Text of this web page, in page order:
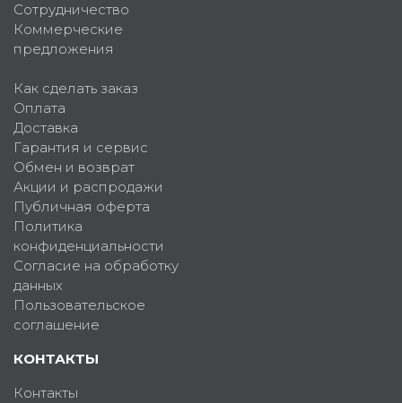
Сотрудничество
Коммерческие
предложения
Как сделать заказ
Оплата
Доставка
Гарантия и сервис
Обмен и возврат
Акции и распродажи
Публичная оферта
Политика
конфиденциальности
Согласие на обработку
данных
Пользовательское
соглашение
КОНТАКТЫ
Контакты